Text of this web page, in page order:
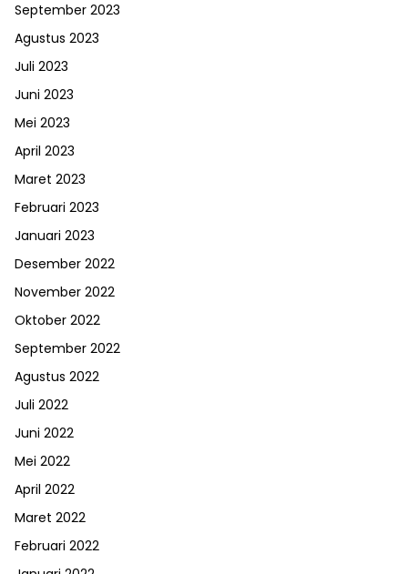
September 2023
Agustus 2023
Juli 2023
Juni 2023
Mei 2023
April 2023
Maret 2023
Februari 2023
Januari 2023
Desember 2022
November 2022
Oktober 2022
September 2022
Agustus 2022
Juli 2022
Juni 2022
Mei 2022
April 2022
Maret 2022
Februari 2022